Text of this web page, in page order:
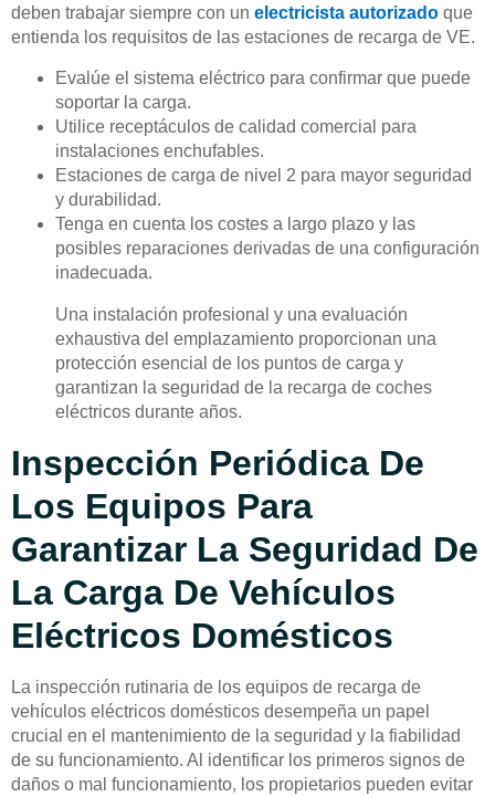
deben trabajar siempre con un electricista autorizado que
entienda los requisitos de las estaciones de recarga de VE.
Evalúe el sistema eléctrico para confirmar que puede
soportar la carga.
Utilice receptáculos de calidad comercial para
instalaciones enchufables.
Estaciones de carga de nivel 2 para mayor seguridad
y durabilidad.
Tenga en cuenta los costes a largo plazo y las
posibles reparaciones derivadas de una configuración
inadecuada.
Una instalación profesional y una evaluación
exhaustiva del emplazamiento proporcionan una
protección esencial de los puntos de carga y
garantizan la seguridad de la recarga de coches
eléctricos durante años.
Inspección Periódica De
Los Equipos Para
Garantizar La Seguridad De
La Carga De Vehículos
Eléctricos Domésticos
La inspección rutinaria de los equipos de recarga de
vehículos eléctricos domésticos desempeña un papel
crucial en el mantenimiento de la seguridad y la fiabilidad
de su funcionamiento. Al identificar los primeros signos de
daños o mal funcionamiento, los propietarios pueden evitar